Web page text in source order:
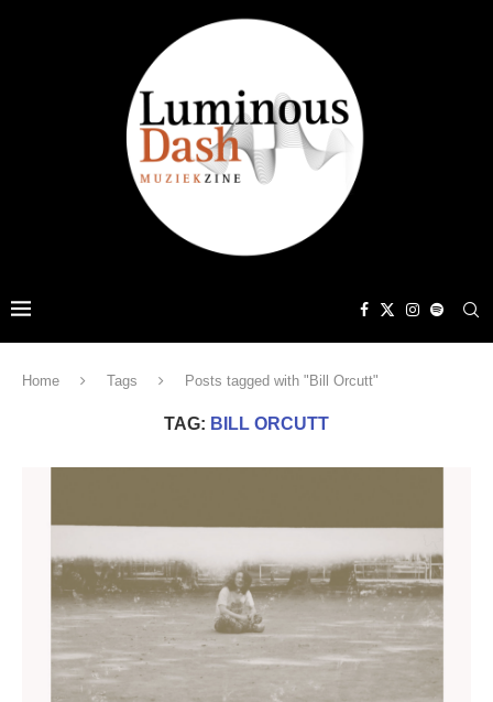
Home Tags Posts tagged with "Bill Orcutt"
TAG: BILL ORCUTT